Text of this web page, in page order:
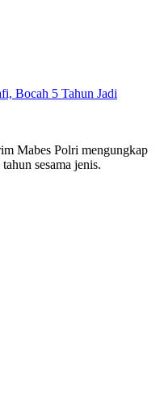
Bocah 5 Tahun Jadi
Mabes Polri mengungkap
sesama jenis.